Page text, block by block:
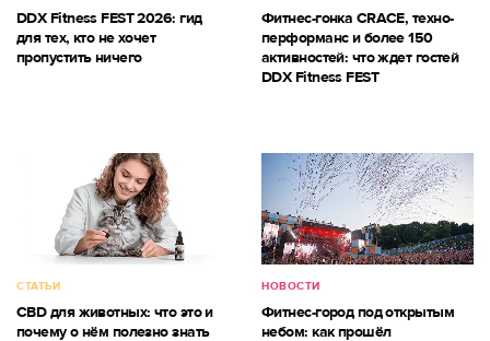
DDX Fitness FEST 2026: гид
для тех, кто не хочет
пропустить ничего
Фитнес-гонка CRACE, техно-
перформанс и более 150
активностей: что ждет гостей
DDX Fitness FEST
СТАТЬИ
CBD для животных: что это и
почему о нём полезно знать
НОВОСТИ
Фитнес-город под открытым
небом: как прошёл